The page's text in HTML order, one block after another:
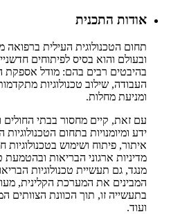
אודות התכנית
תחום הטכנולוגית העילית
ובעולם והוא בסיס לפיתוחים
בהיבטים רבים בהם: מודל אספקת
העבודה, שילוב טכנולוגיות
ומניעת מחלות.
עם זאת, קיים מחסור בבתי החולים
ידע ומיומנויות בתחום
איתור, פיתוח ושימוש בטכנולוגיות
מדיניות ארגוני הבריאות ובהטמעת
מנגד, גם תעשיית טכנולוגיות
המבינים את המערכת הקלינית,
בתעשייה זו, תוך הכוונת
ועוד.